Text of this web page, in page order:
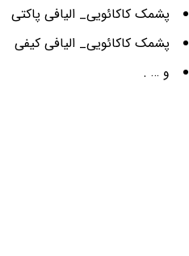
پشمک کاکائویی_ الیافی پاکتی
پشمک کاکائویی_ الیافی کیفی
و … .